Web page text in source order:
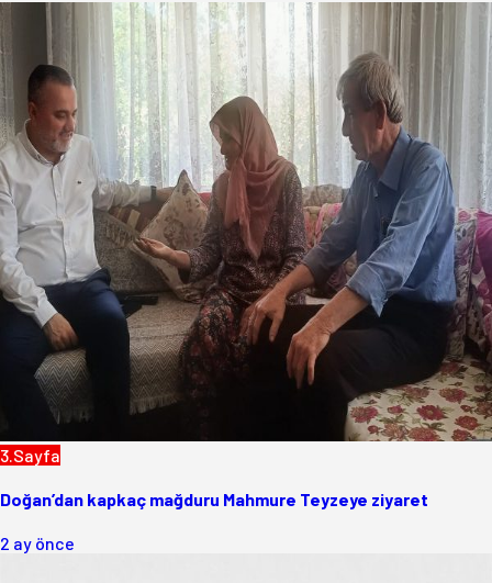
3.Sayfa
Doğan’dan kapkaç mağduru Mahmure Teyzeye ziyaret
2 ay önce